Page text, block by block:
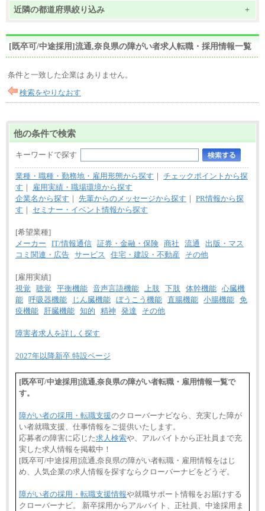
近隣の都道府県絞り込み +
[既卒可/中途採用]流通,奈良県の障がい者求人転職・採用情報一覧
条件と一致した企業は ありません。
検索をやりなおす
他の条件で検索
キーワードで探す
業種・職種・勤務地・雇用形態から探す ｜ チェックポイントから探
す ｜
雇用実績・職場環境から探す
企業名から探す ｜ 先輩からのメッセージから探す ｜ PR情報から探
す ｜ セミナー・イベント情報から探す
[希望業種]
メーカー
IT/情報通信 証券・金融・保険 商社 流通
出版・マス
コミ関連・広告 サービス 住宅・建設・不動産 その他
[雇用実績]
視覚
聴覚 平衡機能 音声言語機能 上肢 下肢 体幹機能 心臓機
能 呼吸器機能 じん臓機能 ぼうこう機能 直腸機能 小腸機能 免
疫機能
肝臓機能 知的 精神 発達 その他
障害者求人を詳しく探す
2027年以降新卒 特設ページ
[既卒可/中途採用]流通,奈良県の障がい者転職・雇用情報一覧で
す。
障がい者の採用・転職支援のクローバーナビなら、充実した障が
い者就職支援、仕事情報をご提供いたします。
応募者の障害に応じた求人検索や、アルバイトから正社員まで充
実した求人情報を掲載中！
[既卒可/中途採用]流通,奈良県の障がい者転職・雇用情報をはじ
め、人気企業の求人情報を探すならクローバーナビをどうぞ。
障がい者の採用・転職支援情報や就職サポート情報をお届けする
クローバーナビ。 新卒採用からアルバイト、正社員、中途採用ま